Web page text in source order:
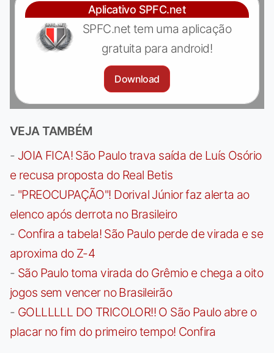
Aplicativo SPFC.net
SPFC.net tem uma aplicação
gratuita para android!
Download
VEJA TAMBÉM
- JOIA FICA! São Paulo trava saída de Luís Osório
e recusa proposta do Real Betis
- "PREOCUPAÇÃO"! Dorival Júnior faz alerta ao
elenco após derrota no Brasileiro
- Confira a tabela! São Paulo perde de virada e se
aproxima do Z-4
- São Paulo toma virada do Grêmio e chega a oito
jogos sem vencer no Brasileirão
- GOLLLLLL DO TRICOLOR!! O São Paulo abre o
placar no fim do primeiro tempo! Confira